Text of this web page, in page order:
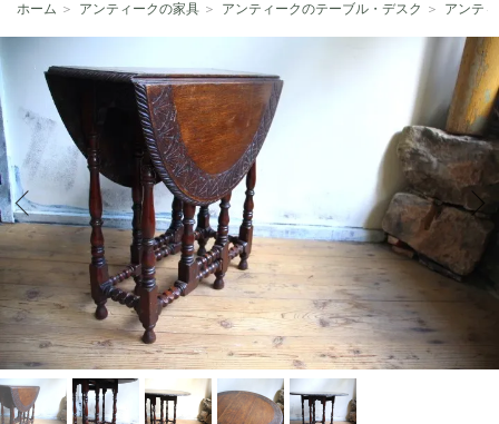
ホーム ＞ アンティークの家具 ＞ アンティークのテーブル・デスク ＞ アンテ